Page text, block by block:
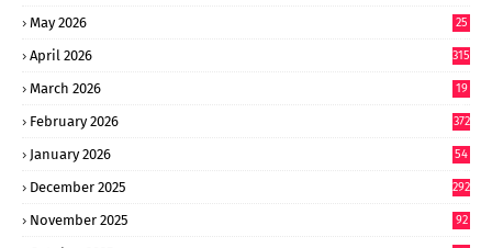
May 2026
25
April 2026 315
March 2026
19
February 2026 372
January 2026
54
December 2025 292
November 2025 92